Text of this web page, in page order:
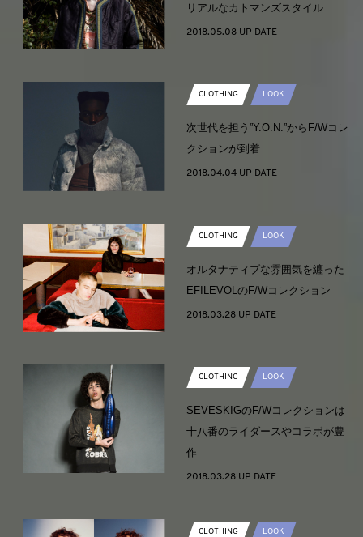
リアルなカトマンズスタイル
2018.05.08 UP DATE
CLOTHING LOOK
次世代を担う”Y.O.N.”からF/Wコレ
クションが到着
2018.04.04 UP DATE
CLOTHING LOOK
オルタナティブな雰囲気を纏った
EFILEVOLのF/Wコレクション
2018.03.28 UP DATE
CLOTHING LOOK
SEVESKIGのF/Wコレクションは
十八番のライダースやコラボが豊
作
2018.03.28 UP DATE
CLOTHING LOOK